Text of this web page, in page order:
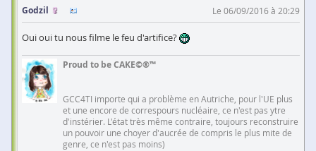
Godzil
Le 06/09/2016 à 20:29
Oui oui tu nous filme le feu d'artifice?
Proud to be CAKE©®™
GCC4TI importe qui a problème en Autriche, pour l'UE plus
et une encore de correspours nucléaire, ce n'est pas ytre
d'instérier. L'état très même contraire, toujours reconstruire
un pouvoir une choyer d'aucrée de compris le plus mite de
genre, ce n'est pas moins)